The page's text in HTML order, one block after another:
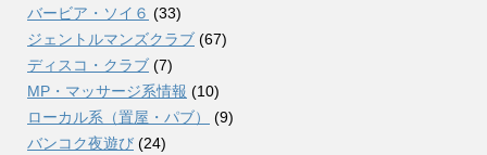
バービア・ソイ６ (33)
ジェントルマンズクラブ (67)
ディスコ・クラブ (7)
MP・マッサージ系情報 (10)
ローカル系（置屋・パブ）
(9)
バンコク夜遊び (24)